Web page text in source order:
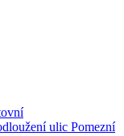
ulic Pomezní